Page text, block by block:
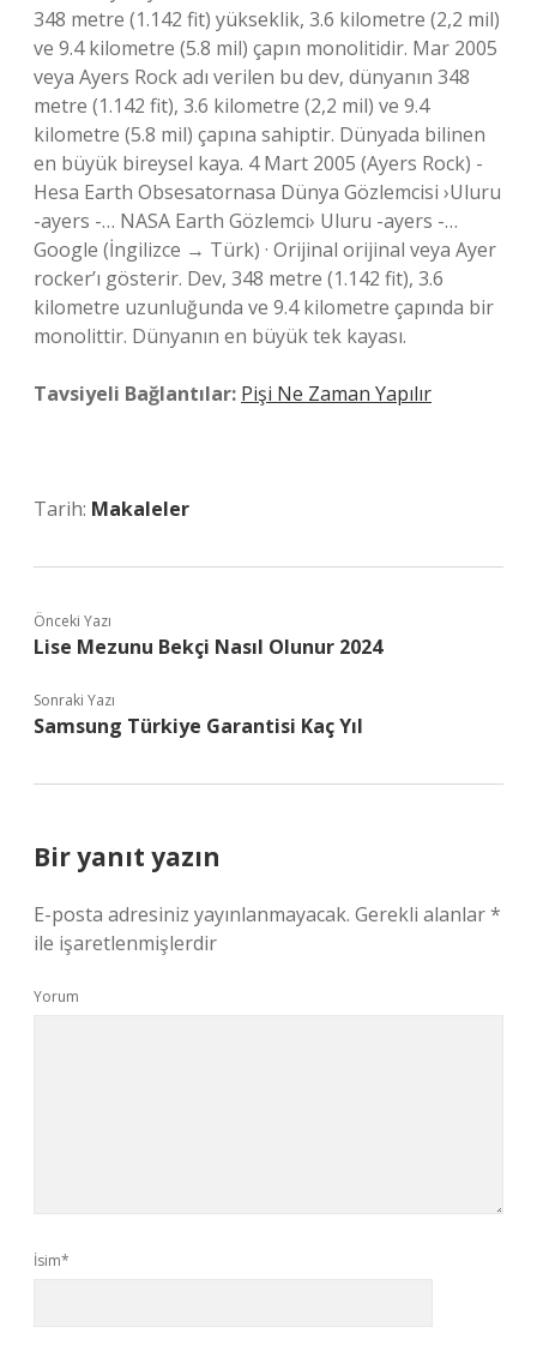
348 metre (1.142 fit) yükseklik, 3.6 kilometre (2,2 mil)
ve 9.4 kilometre (5.8 mil) çapın monolitidir. Mar 2005
veya Ayers Rock adı verilen bu dev, dünyanın 348
metre (1.142 fit), 3.6 kilometre (2,2 mil) ve 9.4
kilometre (5.8 mil) çapına sahiptir. Dünyada bilinen
en büyük bireysel kaya. 4 Mart 2005 (Ayers Rock) -
Hesa Earth Obsesatornasa Dünya Gözlemcisi ›Uluru
-ayers -… NASA Earth Gözlemci› Uluru -ayers -…
Google (İngilizce → Türk) · Orijinal orijinal veya Ayer
rocker’ı gösterir. Dev, 348 metre (1.142 fit), 3.6
kilometre uzunluğunda ve 9.4 kilometre çapında bir
monolittir. Dünyanın en büyük tek kayası.
Tavsiyeli Bağlantılar: Pişi Ne Zaman Yapılır
Tarih: Makaleler
Önceki Yazı
Lise Mezunu Bekçi Nasıl Olunur 2024
Sonraki Yazı
Samsung Türkiye Garantisi Kaç Yıl
Bir yanıt yazın
E-posta adresiniz yayınlanmayacak. Gerekli alanlar*
ile işaretlenmişlerdir
Yorum
İsim*